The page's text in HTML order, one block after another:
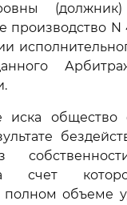
(должник)
производство N
иска общество
счет
объеме